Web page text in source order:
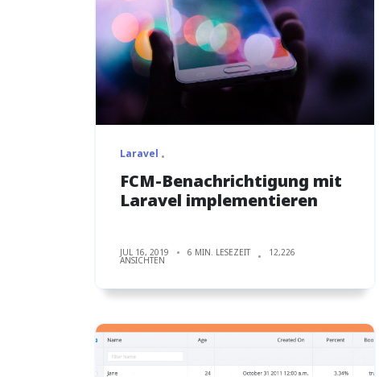
Laravel
FCM-Benachrichtigung mit
Laravel implementieren
JUL 16, 2019 6 MIN. LESEZEIT 12,226
ANSICHTEN